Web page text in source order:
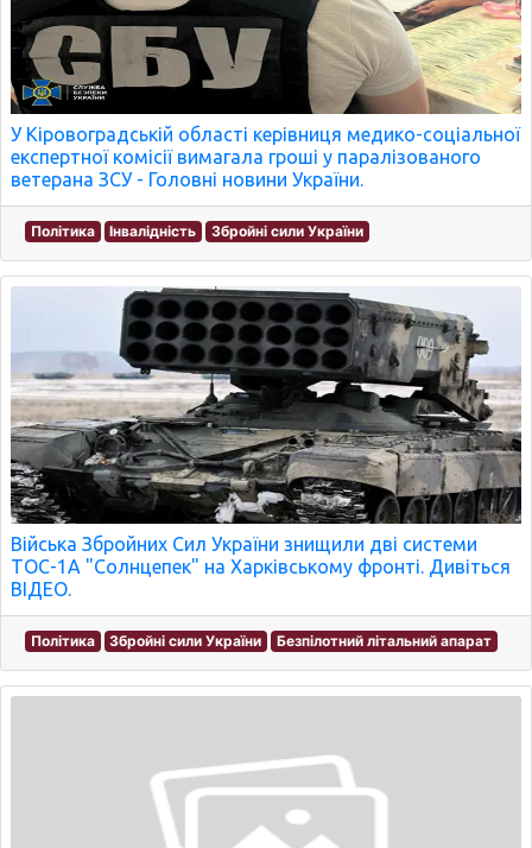
У Кіровоградській області керівниця медико-соціальної
експертної комісії вимагала гроші у паралізованого
ветерана ЗСУ - Головні новини України.
Політика Інвалідність Збройні сили України
Війська Збройних Сил України знищили дві системи
ТОС-1А "Солнцепек" на Харківському фронті. Дивіться
ВІДЕО.
Політика Збройні сили України Безпілотний літальний апарат